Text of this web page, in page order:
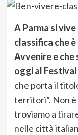
A Parma si
classifica che
Avvenire e
oggi al Festival
che porta il
territori”. Non
troviamo a
nelle città